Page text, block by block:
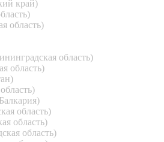
край)
область)
область)
область)
область)
область)
область)